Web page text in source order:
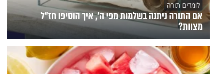
לומדים תורה
אם התורה ניתנה בשלמות מפי ה', איך הוסיפו חז"ל
מצוות?